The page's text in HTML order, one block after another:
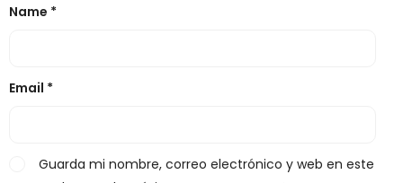
Name *
Email *
Guarda mi nombre, correo electrónico y web en este